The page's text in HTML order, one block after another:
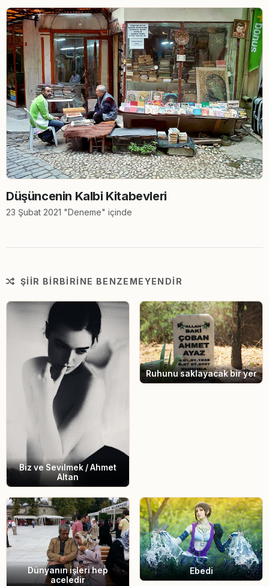
Düşüncenin Kalbi Kitabevleri
23 Şubat 2021 "Deneme" içinde
ŞIIR BIRBIRINE BENZEMEYENDIR
Biz ve Sevilmek / Ahmet
Altan
Ruhunu saklayacak bir yer
Dünyanın işleri hep
aceledir
Ebedi